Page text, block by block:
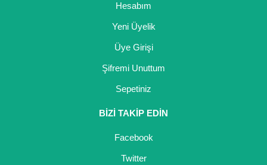
Hesabım
Yeni Üyelik
Üye Girişi
Şifremi Unuttum
Sepetiniz
BİZİ TAKİP EDİN
Facebook
Twitter